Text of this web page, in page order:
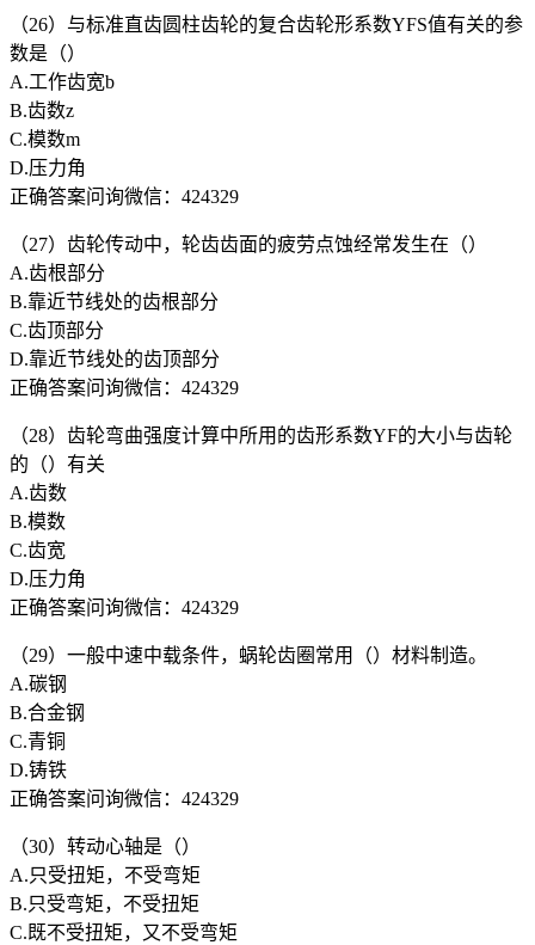
（26）与标准直齿圆柱齿轮的复合齿轮形系数YFS值有关的参
数是（）
A.工作齿宽b
B.齿数z
C.模数m
D.压力角
正确答案问询微信：424329
（27）齿轮传动中，轮齿齿面的疲劳点蚀经常发生在（）
A.齿根部分
B.靠近节线处的齿根部分
C.齿顶部分
D.靠近节线处的齿顶部分
正确答案问询微信：424329
（28）齿轮弯曲强度计算中所用的齿形系数YF的大小与齿轮
的（）有关
A.齿数
B.模数
C.齿宽
D.压力角
正确答案问询微信：424329
（29）一般中速中载条件，蜗轮齿圈常用（）材料制造。
A.碳钢
B.合金钢
C.青铜
D.铸铁
正确答案问询微信：424329
（30）转动心轴是（）
A.只受扭矩，不受弯矩
B.只受弯矩，不受扭矩
C.既不受扭矩，又不受弯矩